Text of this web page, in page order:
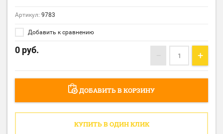
Артикул: 9783
Добавить к сравнению
0 руб. − +
ДОБАВИТЬ В КОРЗИНУ
КУПИТЬ В ОДИН КЛИК